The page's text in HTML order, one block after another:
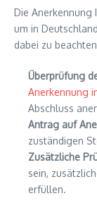
Die Anerkennung
um in
dabei zu
Überprüfung
Anerkennung
Abschluss
Antrag auf
zuständigen
Zusätzliche
sein,
erfüllen.